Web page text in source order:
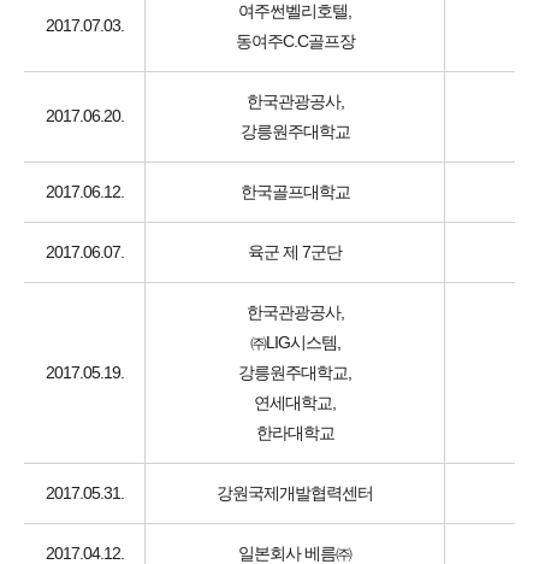
2017.07.03.
여주썬벨리호텔,
동여주C.C골프장
2017.06.20.
한국관광공사,
강릉원주대학교
2017.06.12. 한국골프대학교
2017.06.07. 육군 제 7군단
2017.05.19.
한국관광공사,
㈜LIG시스템,
강릉원주대학교,
연세대학교,
한라대학교
2017.05.31. 강원국제개발협력센터
2017.04.12. 일본회사 베름㈜